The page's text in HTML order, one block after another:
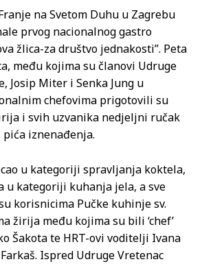
na Svetom Duhu u Zagrebu
prvog nacionalnog gastro
žlica-za društvo jednakosti”. Peta
među kojima su članovi Udruge
Josip Miter i Senka Jung u
chefovima prigotovili su
i svih uzvanika nedjeljni ručak
iznenađenja.
u kategoriji spravljanja koktela,
u kategoriji kuhanja jela, a sve
korisnicima Pučke kuhinje sv.
žirija među kojima su bili ‘chef’
Šakota te HRT-ovi voditelji Ivana
Ispred Udruge Vretenac